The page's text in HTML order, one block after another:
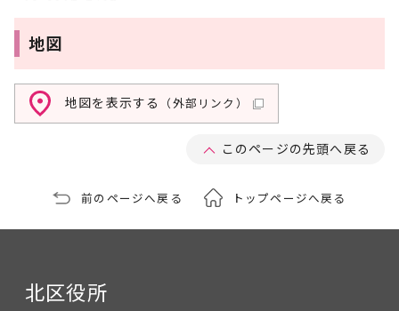
地図
地図を表示する （外部リンク）
このページの先頭へ戻る
前のページへ戻る トップページへ戻る
北区役所